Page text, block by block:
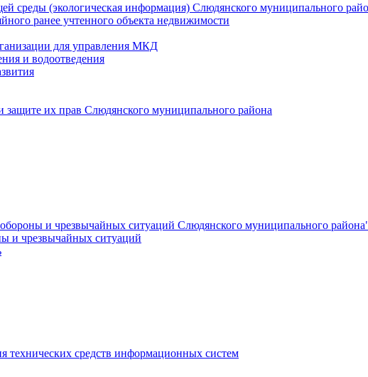
среды (экологическая информация) Слюдянского муниципального
ранее учтенного объекта недвижимости
для управления МКД
и водоотведения
их прав Слюдянского муниципального района
и чрезвычайных ситуаций Слюдянского муниципального
и чрезвычайных ситуаций
технических средств информационных систем